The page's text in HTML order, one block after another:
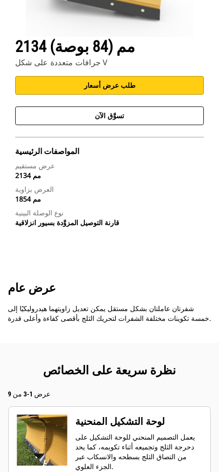
2134 مم (84 بوصة)
جرافات متعددة على شكل V
طلب عرض أسعار
تسوَّق الآن
المواصفات الرئيسية
عرض مستقيم
2134 مم
العرض بزاوية
1854 مم
نوع الوصلة البينية
قارنة التوصيل المزوَّدة بسيور انزلاقية
عرض عام
شفرتان عاملتان بشكل مستقل يمكن تعديل زاويتهما هيدروليكيًا إلى
خمسة تكوينات مختلفة الشفرات لتحريك الثلج بأقصى كفاءة وأعلى قدرة.
نظرة سريعة على الخصائص
عرض 1-3 من 9
لوحة التشكيل المنحنية
يعمل التصميم المنحني للوحة التشكيل على
دحرجة الثلج وتجميعه أثناء تكويمه، كما يحد
من التصاق الثلج بسطحه والانسكاب عبر
الجزء العلوي.